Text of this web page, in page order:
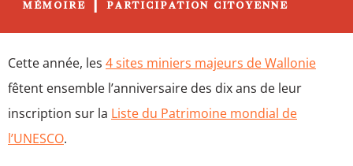
MÉMOIRE PARTICIPATION CITOYENNE
Cette année, les 4 sites miniers majeurs de Wallonie
fêtent ensemble l’anniversaire des dix ans de leur
inscription sur la Liste du Patrimoine mondial de
l’UNESCO.